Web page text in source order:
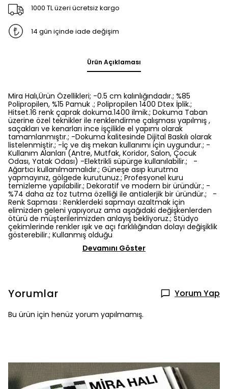
1000 TL üzeri ücretsiz kargo
14 gün içinde iade değişim
Ürün Açıklaması
Mira Halı,Ürün Özellikleri; -0.5 cm kalınlığındadır.; %85
Polipropilen, %15 Pamuk .; Polipropilen 1400 Dtex İplik.;
Hitset.16 renk çaprak dokuma.1400 ilmik.; Dokuma Taban
üzerine özel teknikler ile renklendirme çalışması yapılmış ,
saçakları ve kenarları ince işçilikle el yapımı olarak
tamamlanmıştır.; -Dokuma kalitesinde Dijital Baskılı olarak
listelenmiştir.; -İç ve dış mekan kullanımı için uygundur.; -
Kullanım Alanları (Antre, Mutfak, Koridor, Salon, Çocuk
Odası, Yatak Odası) -Elektrikli süpürge kullanılabilir.; -
Ağartıcı kullanılmamalıdır.; Güneşe asıp kurutma
yapmayınız, gölgede kurutunuz.; Profesyonel kuru
temizleme yapılabilir.; Dekoratif ve modern bir üründür.; -
%74 daha az toz tutma özelliği ile antialerjik bir üründür.; -
Renk Sapması : Renklerdeki sapmayı azaltmak için
elimizden geleni yapıyoruz ama aşağıdaki değişkenlerden
ötürü de müşterilerimizden anlayış bekliyoruz.; Stüdyo
çekimlerinde renkler ışık ve açı farklılığından dolayı değişiklik
gösterebilir.; Kullanmış olduğu
Devamını Göster
Yorumlar Yorum Yap
Bu ürün için henüz yorum yapılmamış.